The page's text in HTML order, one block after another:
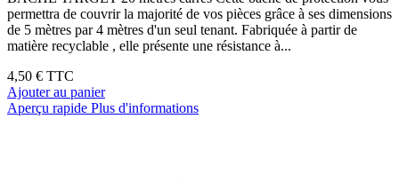
permettra de couvrir la majorité de vos pièces grâce à ses dimensions
de 5 mètres par 4 mètres d'un seul tenant. Fabriquée à partir de
matière recyclable , elle présente une résistance à...
4,50 € TTC
Ajouter au panier
Aperçu rapide Plus d'informations